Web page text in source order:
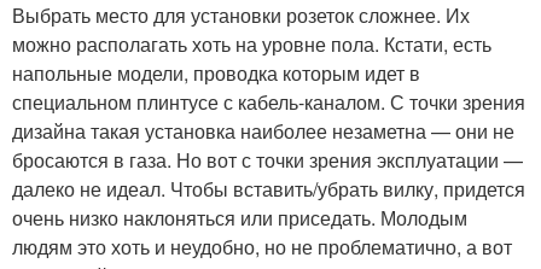
Выбрать место для установки розеток сложнее. Их
можно располагать хоть на уровне пола. Кстати, есть
напольные модели, проводка которым идет в
специальном плинтусе с кабель-каналом. С точки зрения
дизайна такая установка наиболее незаметна — они не
бросаются в газа. Но вот с точки зрения эксплуатации —
далеко не идеал. Чтобы вставить/убрать вилку, придется
очень низко наклоняться или приседать. Молодым
людям это хоть и неудобно, но не проблематично, а вот